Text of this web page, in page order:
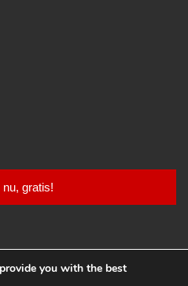
nu, gratis!
you with the best